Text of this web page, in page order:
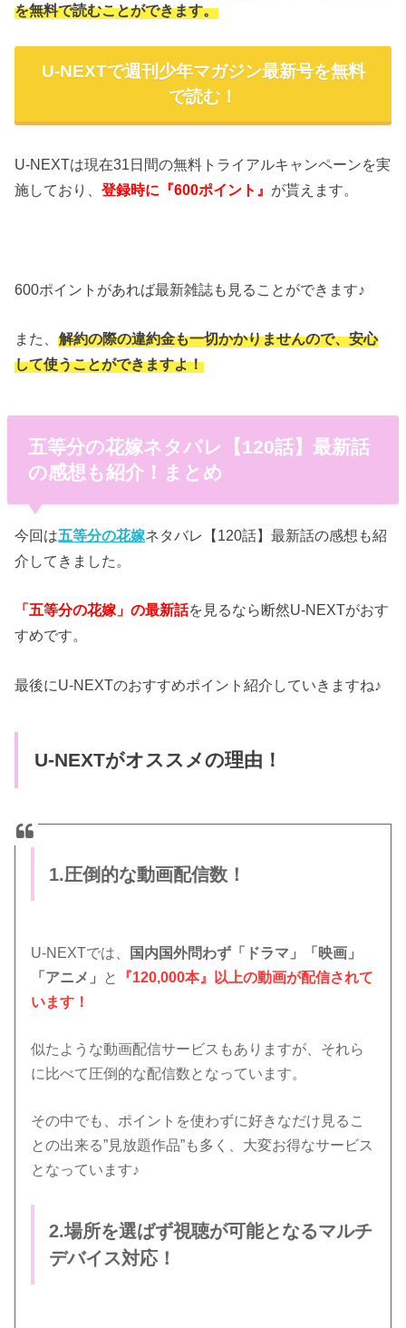
を無料で読むことができます。
U-NEXTで週刊少年マガジン最新号を無料
で読む！
U-NEXTは現在31日間の無料トライアルキャンペーンを実
施しており、登録時に『600ポイント』 が貰えます。
600ポイントがあれば最新雑誌も見ることができます♪
また、解約の際の違約金も一切かかりませんので、安心
して使うことができますよ！
五等分の花嫁ネタバレ【120話】最新話
の感想も紹介！まとめ
今回は五等分の花嫁ネタバレ【120話】最新話の感想も紹
介してきました。
「五等分の花嫁」の最新話を見るなら断然U-NEXTがおす
すめです。
最後にU-NEXTのおすすめポイント紹介していきますね♪
U-NEXTがオススメの理由！
1.圧倒的な動画配信数！
U-NEXTでは、
国内国外問わず「ドラマ」「映画」
「アニメ」
と
『120,000本』以上の動画が配信されて
います！
似たような動画配信サービスもありますが、それら
に比べて圧倒的な配信数となっています。
その中でも、ポイントを使わずに好きなだけ見るこ
との出来る”見放題作品”も多く、大変お得なサービス
となっています♪
2.場所を選ばず視聴が可能となるマルチ
デバイス対応！